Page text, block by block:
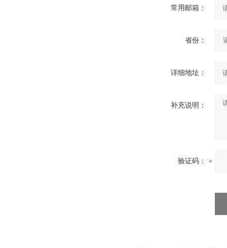
常用邮箱：
省份：
详细地址：
补充说明：
验证码：